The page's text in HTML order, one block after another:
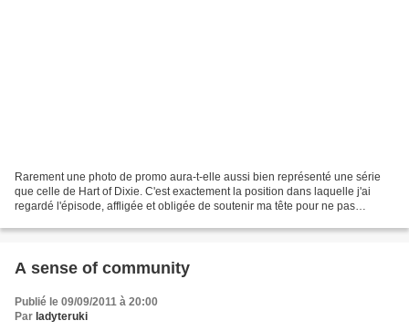
Rarement une photo de promo aura-t-elle aussi bien représenté une série
que celle de Hart of Dixie. C'est exactement la position dans laquelle j'ai
regardé l'épisode, affligée et obligée de soutenir ma tête pour ne pas
A sense of community
Publié le 09/09/2011 à 20:00
Par ladyteruki